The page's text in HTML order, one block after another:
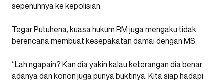
sepenuhnya ke kepolisian.
Tegar Putuhena, kuasa hukum RM juga mengaku tidak
berencana membuat kesepakatan damai dengan MS.
“Lah ngapain? Kan dia yakin kalau keterangan dia benar
adanya dan konon juga punya buktinya. Kita siap hadapi